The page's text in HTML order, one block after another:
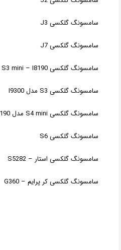
سامسونگ گلکسی J3
سامسونگ گلکسی J7
سامسونگ گلکسی S3 mini – I8190
سامسونگ گلکسی S3 مدل I9300
سامسونگ گلکسی S4 mini مدل i9190
سامسونگ گلکسی S6
سامسونگ گلکسی استار – S5282
سامسونگ گلکسی کر پرایم – G360